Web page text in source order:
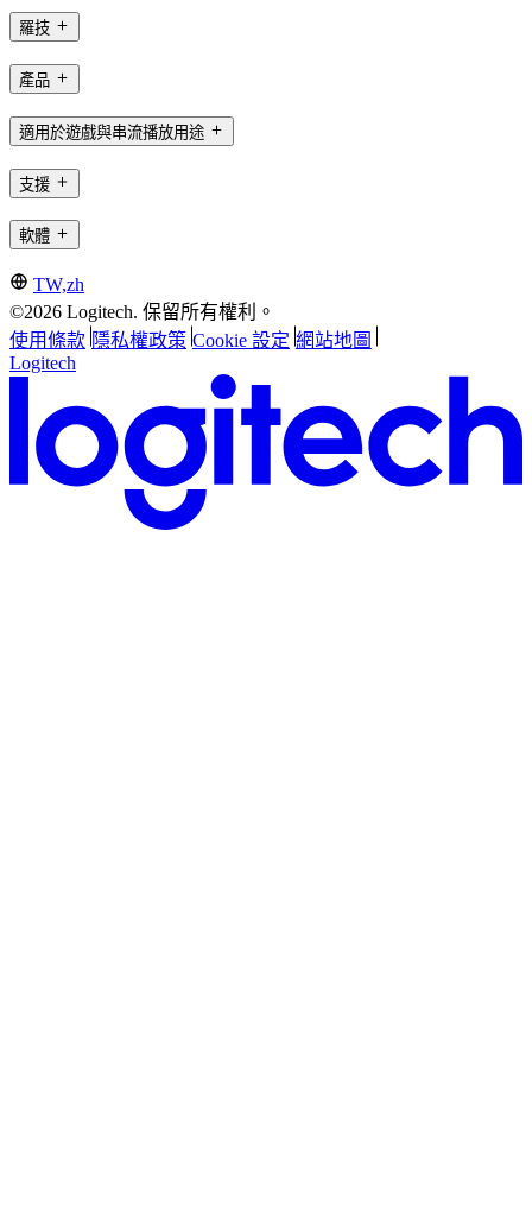
羅技
產品
適用於遊戲與串流播放用途
支援
軟體
TW,zh
©2026 Logitech. 保留所有權利。
使用條款 隱私權政策 Cookie 設定 網站地圖
Logitech